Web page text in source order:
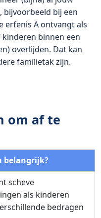
bijvoorbeeld bij een
erfenis A ontvangt als
binnen een
overlijden. Dat kan
familietak zijn.
om af te
belangrijk?
scheve
als kinderen
bedragen